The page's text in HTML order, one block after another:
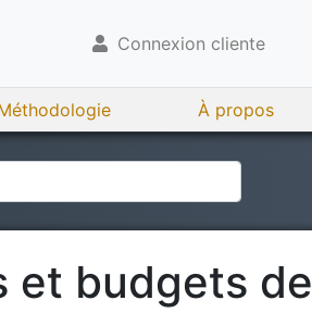
Connexion cliente
À propos
et budgets de